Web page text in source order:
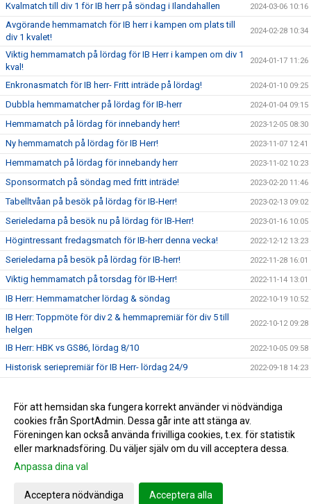
Kvalmatch till div 1 för IB herr på söndag i Ilandahallen 2024-03-06 10:16
Avgörande hemmamatch för IB herr i kampen om plats till
div 1 kvalet!
2024-02-28 10:34
Viktig hemmamatch på lördag för IB Herr i kampen om div 1
kval!
2024-01-17 11:26
Enkronasmatch för IB herr- Fritt inträde på lördag! 2024-01-10 09:25
Dubbla hemmamatcher på lördag för IB-herr 2024-01-04 09:15
Hemmamatch på lördag för innebandy herr! 2023-12-05 08:30
Ny hemmamatch på lördag för IB Herr! 2023-11-07 12:41
Hemmamatch på lördag för innebandy herr 2023-11-02 10:23
Sponsormatch på söndag med fritt inträde! 2023-02-20 11:46
Tabelltvåan på besök på lördag för IB-Herr! 2023-02-13 09:02
Serieledarna på besök nu på lördag för IB-Herr! 2023-01-16 10:05
Högintressant fredagsmatch för IB-herr denna vecka! 2022-12-12 13:23
Serieledarna på besök på lördag för IB-herr! 2022-11-28 16:01
Viktig hemmamatch på torsdag för IB-Herr! 2022-11-14 13:01
IB Herr: Hemmamatcher lördag & söndag 2022-10-19 10:52
IB Herr: Toppmöte för div 2 & hemmapremiär för div 5 till
helgen
2022-10-12 09:28
IB Herr: HBK vs GS86, lördag 8/10 2022-10-05 09:58
Historisk seriepremiär för IB Herr- lördag 24/9 2022-09-18 14:23
Aktuella nyheter 2020-03-26 07:10
Föryngring 2018-05-31 15:35
Gå till Webbversion
För att hemsidan ska fungera korrekt använder vi nödvändiga
cookies från SportAdmin. Dessa går inte att stänga av.
Föreningen kan också använda frivilliga cookies, t.ex. för statistik
eller marknadsföring. Du väljer själv om du vill acceptera dessa.
Anpassa dina val
Acceptera nödvändiga Acceptera alla